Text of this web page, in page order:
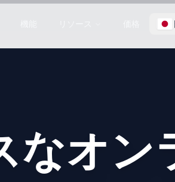
なオン